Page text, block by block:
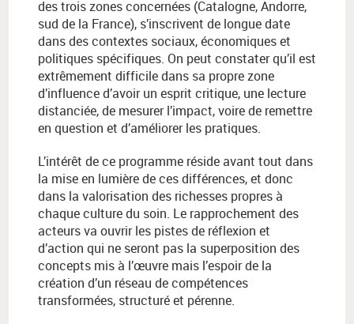
des trois zones concernées (Catalogne, Andorre,
sud de la France), s’inscrivent de longue date
dans des contextes sociaux, économiques et
politiques spécifiques. On peut constater qu’il est
extrêmement difficile dans sa propre zone
d’influence d’avoir un esprit critique, une lecture
distanciée, de mesurer l’impact, voire de remettre
en question et d’améliorer les pratiques.
L’intérêt de ce programme réside avant tout dans
la mise en lumière de ces différences, et donc
dans la valorisation des richesses propres à
chaque culture du soin. Le rapprochement des
acteurs va ouvrir les pistes de réflexion et
d’action qui ne seront pas la superposition des
concepts mis à l’œuvre mais l’espoir de la
création d’un réseau de compétences
transformées, structuré et pérenne.